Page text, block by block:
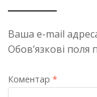
Ваша e-mail
Обов’язкові поля
Коментар*